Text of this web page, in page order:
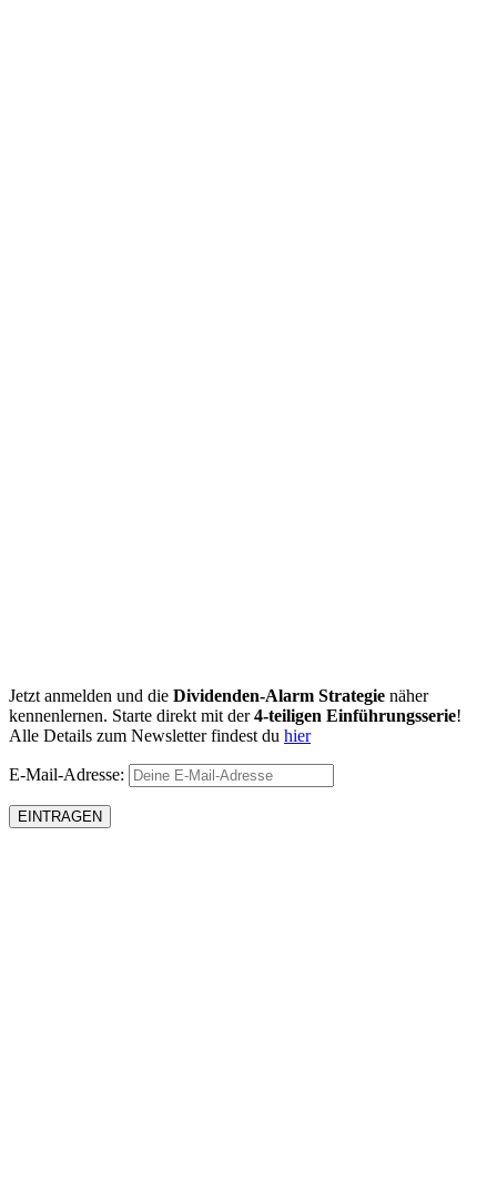
Jetzt anmelden und die Dividenden-Alarm Strategie näher
kennenlernen. Starte direkt mit der4-teiligen Einführungsserie!
Alle Details zum Newsletter findest du hier
E-Mail-Adresse: